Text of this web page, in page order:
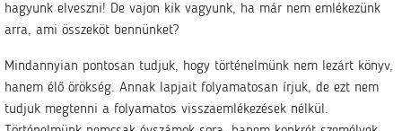
hagyunk elveszni! De vajon kik vagyunk, ha már nem emlékezünk
arra, ami összeköt bennünket?
Mindannyian pontosan tudjuk, hogy történelmünk nem lezárt könyv,
hanem élő örökség. Annak lapjait folyamatosan írjuk, de ezt nem
tudjuk megtenni a folyamatos visszaemlékezések nélkül.